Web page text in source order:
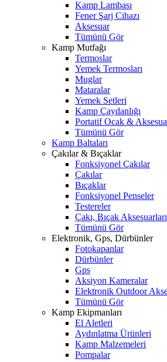
Kamp Lambası
Fener Şarj Cihazı
Aksesuar
Tümünü Gör
Kamp Mutfağı
Termoslar
Yemek Termosları
Muglar
Mataralar
Yemek Setleri
Kamp Çaydanlığı
Portatif Ocak &
Tümünü Gör
Kamp Baltaları
Çakılar & Bıçaklar
Fonksiyonel Çakılar
Çakılar
Bıçaklar
Fonksiyonel Penseler
Testereler
Çakı, Bıçak Aksesuarları
Tümünü Gör
Elektronik, Gps, Dürbünler
Fotokapanlar
Dürbünler
Gps
Aksiyon Kameralar
Elektronik Outdoor
Tümünü Gör
Kamp Ekipmanları
El Aletleri
Aydınlatma Ürünleri
Kamp Malzemeleri
Pompalar